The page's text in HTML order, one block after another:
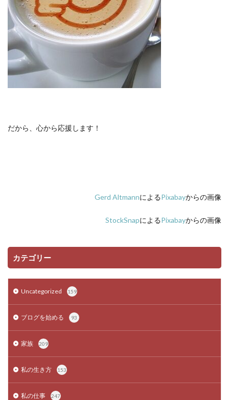
だから、心から応援します！
Gerd AltmannによるPixabayからの画像
StockSnapによるPixabayからの画像
カテゴリー
Uncategorized 159
ブログを始める 93
家族 209
私の生き方 153
私の仕事 247